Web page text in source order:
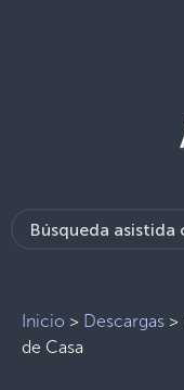
Inicio > Descargas >
de Casa